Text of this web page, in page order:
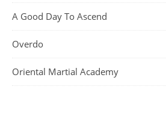
A Good Day To Ascend
Overdo
Oriental Martial Academy